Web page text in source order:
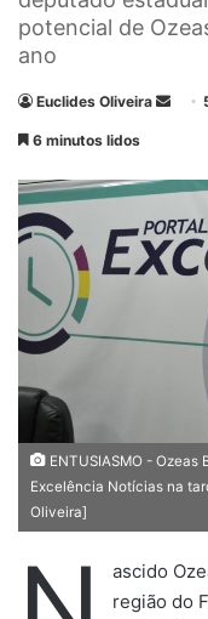
potencial de
ano
Euclides Oliveira
d
e
u
m
6 minutos lidos
ENTUSIASMO -
Excelência Notícias na
Oliveira]
ascido
região do